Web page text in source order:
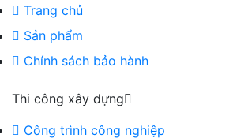
Trang chủ
Sản phẩm
Chính sách bảo hành
Thi công xây dựng
Công trình công nghiệp